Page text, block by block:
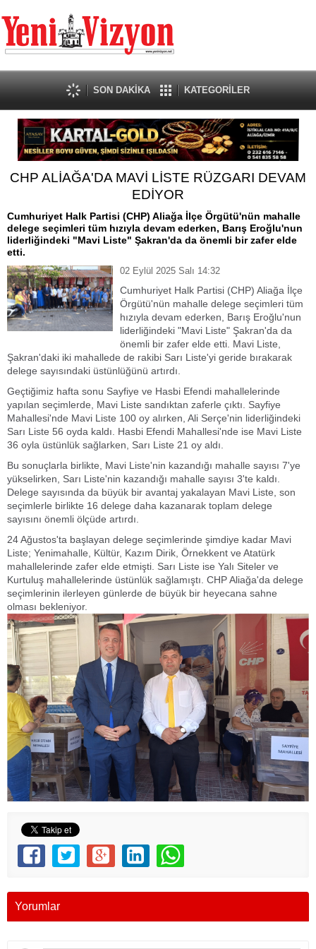
SON DAKİKA KATEGORİLER
CHP ALİAĞA'DA MAVİ LİSTE RÜZGARI DEVAM
EDİYOR
Cumhuriyet Halk Partisi (CHP) Aliağa İlçe Örgütü'nün mahalle
delege seçimleri tüm hızıyla devam ederken, Barış Eroğlu'nun
liderliğindeki "Mavi Liste" Şakran'da da önemli bir zafer elde
etti.
02 Eylül 2025 Salı 14:32
Cumhuriyet Halk Partisi (CHP) Aliağa İlçe
Örgütü'nün mahalle delege seçimleri tüm
hızıyla devam ederken, Barış Eroğlu'nun
liderliğindeki "Mavi Liste" Şakran'da da
önemli bir zafer elde etti. Mavi Liste,
Şakran'daki iki mahallede de rakibi Sarı Liste'yi geride bırakarak
delege sayısındaki üstünlüğünü artırdı.
Geçtiğimiz hafta sonu Sayfiye ve Hasbi Efendi mahallelerinde
yapılan seçimlerde, Mavi Liste sandıktan zaferle çıktı. Sayfiye
Mahallesi'nde Mavi Liste 100 oy alırken, Ali Serçe'nin liderliğindeki
Sarı Liste 56 oyda kaldı. Hasbi Efendi Mahallesi'nde ise Mavi Liste
36 oyla üstünlük sağlarken, Sarı Liste 21 oy aldı.
Bu sonuçlarla birlikte, Mavi Liste'nin kazandığı mahalle sayısı 7'ye
yükselirken, Sarı Liste'nin kazandığı mahalle sayısı 3'te kaldı.
Delege sayısında da büyük bir avantaj yakalayan Mavi Liste, son
seçimlerle birlikte 16 delege daha kazanarak toplam delege
sayısını önemli ölçüde artırdı.
24 Ağustos'ta başlayan delege seçimlerinde şimdiye kadar Mavi
Liste; Yenimahalle, Kültür, Kazım Dirik, Örnekkent ve Atatürk
mahallelerinde zafer elde etmişti. Sarı Liste ise Yalı Siteler ve
Kurtuluş mahallelerinde üstünlük sağlamıştı. CHP Aliağa'da delege
seçimlerinin ilerleyen günlerde de büyük bir heyecana sahne
olması bekleniyor.
Yorumlar